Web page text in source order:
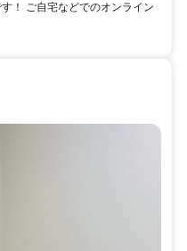
！ ご自宅などでのオンライン